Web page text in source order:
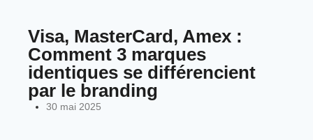
Visa, MasterCard, Amex :
Comment 3 marques
identiques se différencient
par le branding
30 mai 2025